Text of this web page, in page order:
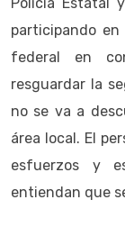
participando
federal en
resguardar la
no se va a
área local. El
esfuerzos y
entiendan que